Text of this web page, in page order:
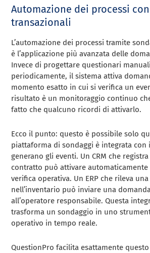
Automazione dei processi
transazionali
L’automazione dei processi tramite
è l’applicazione più avanzata delle
Invece di progettare questionari
periodicamente, il sistema attiva
momento esatto in cui si verifica un
risultato è un monitoraggio continuo
fatto che qualcuno ricordi di attivarlo.
Ecco il punto: questo è possibile solo
piattaforma di sondaggi è integrata con
generano gli eventi. Un CRM che
contratto può attivare
verifica operativa. Un ERP che rileva
nell’inventario può inviare una
all’operatore responsabile. Questa
trasforma un sondaggio in uno
operativo in tempo reale.
QuestionPro facilita esattamente